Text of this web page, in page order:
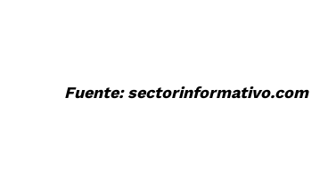
Fuente: sectorinformativo.com